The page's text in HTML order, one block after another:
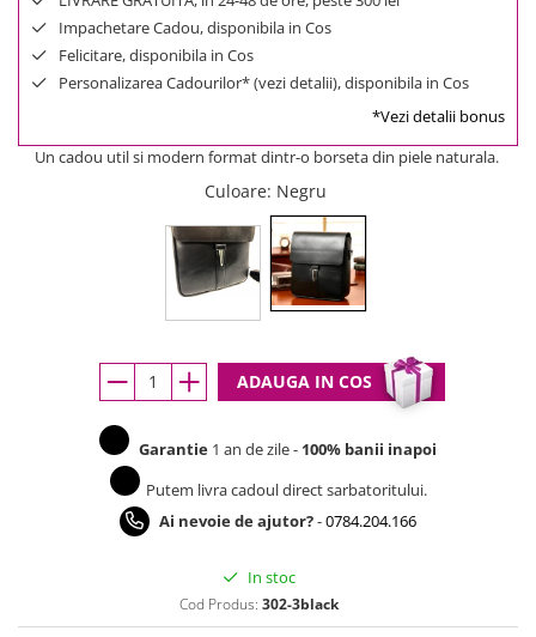
Impachetare Cadou, disponibila in Cos
Felicitare, disponibila in Cos
Personalizarea Cadourilor* (vezi detalii), disponibila in Cos
*Vezi detalii bonus
Un cadou util si modern format dintr-o borseta din piele naturala.
Culoare: Negru
ADAUGA IN COS
Garantie 1 an de zile - 100% banii inapoi
Putem livra cadoul direct sarbatoritului.
Ai nevoie de ajutor?-0784.204.166
In stoc
Cod Produs: 302-3black